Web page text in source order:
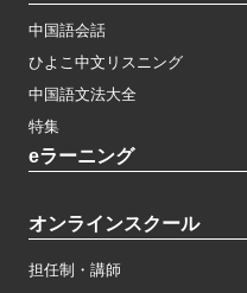
中国語会話
ひよこ中文リスニング
中国語文法大全
特集
eラーニング
オンラインスクール
担任制・講師